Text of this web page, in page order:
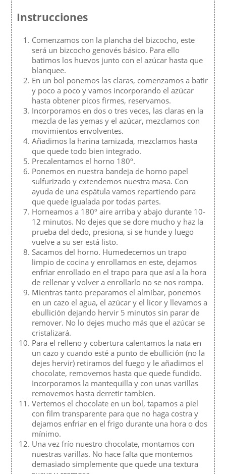
Instrucciones
Comenzamos con la plancha del bizcocho, este
será un bizcocho genovés básico. Para ello
batimos los huevos junto con el azúcar hasta que
blanquee.
En un bol ponemos las claras, comenzamos a batir
y poco a poco y vamos incorporando el azúcar
hasta obtener picos firmes, reservamos.
Incorporamos en dos o tres veces, las claras en la
mezcla de las yemas y el azúcar, mezclamos con
movimientos envolventes.
Añadimos la harina tamizada, mezclamos hasta
que quede todo bien integrado.
Precalentamos el horno 180º.
Ponemos en nuestra bandeja de horno papel
sulfurizado y extendemos nuestra masa. Con
ayuda de una espátula vamos repartiendo para
que quede igualada por todas partes.
Horneamos a 180º aire arriba y abajo durante 10-
12 minutos. No dejes que se dore mucho y haz la
prueba del dedo, presiona, si se hunde y luego
vuelve a su ser está listo.
Sacamos del horno. Humedecemos un trapo
limpio de cocina y enrollamos en este, dejamos
enfriar enrollado en el trapo para que así a la hora
de rellenar y volver a enrollarlo no se nos rompa.
Mientras tanto preparamos el almíbar, ponemos
en un cazo el agua, el azúcar y el licor y llevamos a
ebullición dejando hervir 5 minutos sin parar de
remover. No lo dejes mucho más que el azúcar se
cristalizará.
Para el relleno y cobertura calentamos la nata en
un cazo y cuando esté a punto de ebullición (no la
dejes hervir) retiramos del fuego y le añadimos el
chocolate, removemos hasta que quede fundido.
Incorporamos la mantequilla y con unas varillas
removemos hasta derretir tambien.
Vertemos el chocolate en un bol, tapamos a piel
con film transparente para que no haga costra y
dejamos enfriar en el frigo durante una hora o dos
mínimo.
Una vez frío nuestro chocolate, montamos con
nuestras varillas. No hace falta que montemos
demasiado simplemente que quede una textura